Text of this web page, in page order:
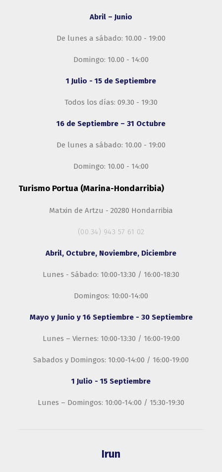
Abril – Junio
De lunes a sábado: 10.00 - 19:00
Domingo: 10.00 - 14:00
1 Julio - 15 de Septiembre
Todos los días: 09.30 - 19:30
16 de Septiembre – 31 Octubre
De lunes a sábado: 10.00 - 19:00
Domingo: 10.00 - 14:00
Turismo Portua (Marina-Hondarribia)
Matxin de Artzu - 20280 Hondarribia
(00.34) 943 57 61 02
Abril, Octubre, Noviembre, Diciembre
Lunes - Sábado: 10:00-13:30 / 16:00-18:30
Domingos: 10:00-14:00
Mayo y Junio y 16 Septiembre - 30 Septiembre
Lunes – Viernes: 10:00-13:30 / 16:00-19:00
Sabados y Domingos: 10:00-14:00 / 16:00-19:00
1 Julio - 15 Septiembre
Lunes – Domingos: 10:00-14:00 / 15:30-19:30
Irun